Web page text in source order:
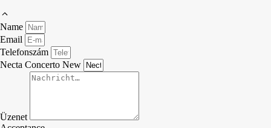
Name
Email
Telefonszám
Necta Concerto New
Üzenet